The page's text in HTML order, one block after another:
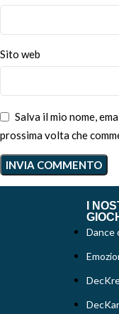
Sito web
Salva il mio nome,
prossima volta che
I
Dance